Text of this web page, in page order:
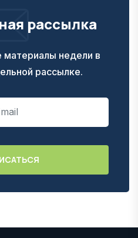
рассылка
недели в
рассылке.